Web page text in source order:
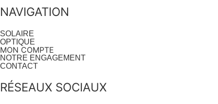
NAVIGATION
SOLAIRE
OPTIQUE
MON COMPTE
NOTRE ENGAGEMENT
CONTACT
RÉSEAUX SOCIAUX